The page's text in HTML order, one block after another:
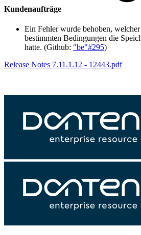
Kundenaufträge
Ein Fehler wurde behoben,
bestimmten Bedingungen die
hatte. (Github: "be"#295)
Release Notes 7.11.1.12 - 12443.pdf